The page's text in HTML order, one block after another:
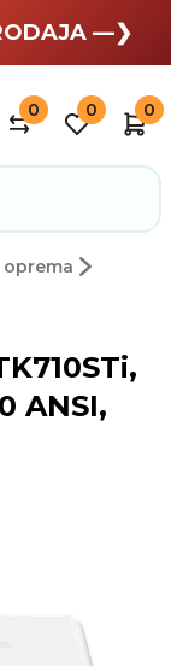
—❯ —❯
0 0 0
ANSI,